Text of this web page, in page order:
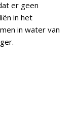
er geen
in het
in water van